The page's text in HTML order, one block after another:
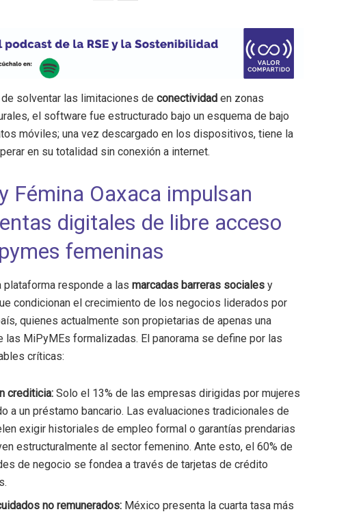
solventar las limitaciones de conectividad en zonas
el software fue estructurado bajo un esquema de bajo
móviles; una vez descargado en los dispositivos, tiene la
en su totalidad sin conexión a internet.
Fémina Oaxaca impulsan
digitales de libre acceso
femeninas
plataforma responde a las marcadas barreras sociales y
condicionan el crecimiento de los negocios liderados por
quienes actualmente son propietarias de apenas una
las MiPyMEs formalizadas. El panorama se define por las
críticas:
crediticia: Solo el 13% de las empresas dirigidas por mujeres
a un préstamo bancario. Las evaluaciones tradicionales de
exigir historiales de empleo formal o garantías prendarias
estructuralmente al sector femenino. Ante esto, el 60% de
de negocio se fondea a través de tarjetas de crédito
no remunerados: México presenta la cuarta tasa más